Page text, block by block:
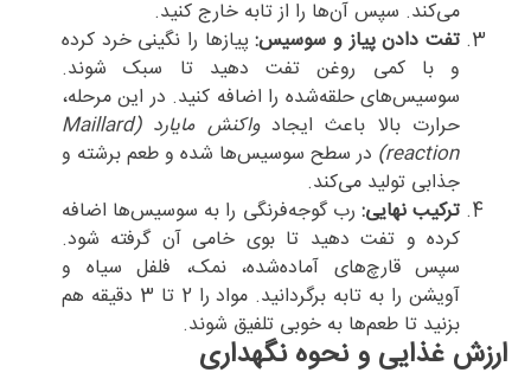
می‌کند. سپس آن‌ها را از تابه خارج کنید.
تفت دادن پیاز و سوسیس:پیازها را نگینی خرد کرده
و با کمی روغن تفت دهید تا سبک شوند.
سوسیس‌های حلقه‌شده را اضافه کنید. در این مرحله،
حرارت بالا باعث ایجاد
واکنش مایارد (Maillard
reaction) در سطح سوسیس‌ها شده و طعم برشته و
جذابی تولید می‌کند.
ترکیب نهایی: رب گوجه‌فرنگی را به سوسیس‌ها اضافه
کرده و تفت دهید تا بوی خامی آن گرفته شود.
سپس قارچ‌های آماده‌شده، نمک، فلفل سیاه و
آویشن را به تابه برگردانید. مواد را 2 تا 3 دقیقه هم
بزنید تا طعم‌ها به خوبی تلفیق شوند.
ارزش غذایی و نحوه نگهداری